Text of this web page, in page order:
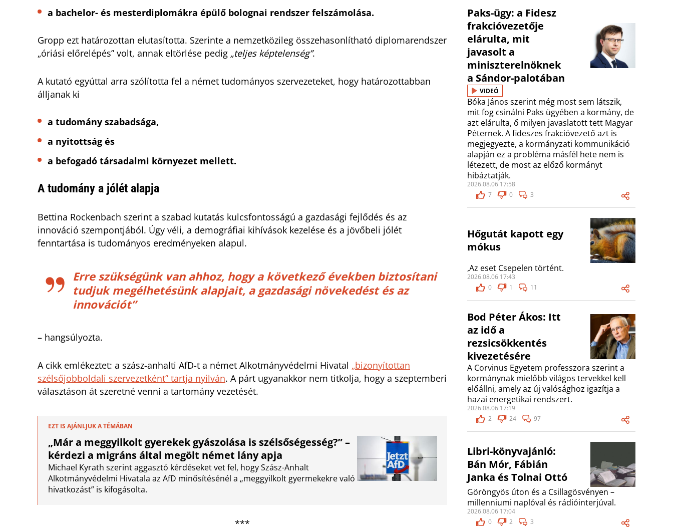
a bachelor- és mesterdiplomákra épülő bolognai rendszer felszámolása.
Gropp ezt határozottan elutasította. Szerinte a nemzetközileg összehasonlítható diplomarendszer
„óriási előrelépés” volt, annak eltörlése pedig „teljes képtelenség”.
A kutató egyúttal arra szólította fel a német tudományos szervezeteket, hogy határozottabban
álljanak ki
a tudomány szabadsága,
a nyitottság és
a befogadó társadalmi környezet mellett.
A tudomány a jólét alapja
Bettina Rockenbach szerint a szabad kutatás kulcsfontosságú a gazdasági fejlődés és az
innováció szempontjából. Úgy véli, a demográfiai kihívások kezelése és a jövőbeli jólét
fenntartása is tudományos eredményeken alapul.
Erre szükségünk van ahhoz, hogy a következő években biztosítani
tudjuk megélhetésünk alapjait, a gazdasági növekedést és az
innovációt”
– hangsúlyozta.
A cikk emlékeztet: a szász-anhalti AfD-t a német Alkotmányvédelmi Hivatal „bizonyítottan
szélsőjobboldali szervezetként” tartja nyilván. A párt ugyanakkor nem titkolja, hogy a szeptemberi
választáson át szeretné venni a tartomány vezetését.
EZT IS AJÁNLJUK A TÉMÁBAN
„Már a meggyilkolt gyerekek gyászolása is szélsőségesség?” –
kérdezi a migráns által megölt német lány apja
Michael Kyrath szerint aggasztó kérdéseket vet fel, hogy Szász-Anhalt
Alkotmányvédelmi Hivatala az AfD minősítésénél a „meggyilkolt gyermekekre való
hivatkozást” is kifogásolta.
***
Paks-ügy: a Fidesz
frakcióvezetője
elárulta, mit
javasolt a
miniszterelnöknek
a Sándor-palotában
VIDEÓ
Bóka János szerint még most sem látszik,
mit fog csinálni Paks ügyében a kormány, de
azt elárulta, ő milyen javaslatott tett Magyar
Péternek. A fideszes frakcióvezető azt is
megjegyezte, a kormányzati kommunikáció
alapján ez a probléma másfél hete nem is
létezett, de most az előző kormányt
hibáztatják.
2026.08.06 17:58
7
0 3
Hőgutát kapott egy
mókus
,Az eset Csepelen történt.
2026.08.06 17:43
0
1 11
Bod Péter Ákos: Itt
az idő a
rezsicsökkentés
kivezetésére
A Corvinus Egyetem professzora szerint a
kormánynak mielőbb világos tervekkel kell
előállni, amely az új valósághoz igazítja a
hazai energetikai rendszert.
2026.08.06 17:19
2
24 97
Libri-könyvajánló:
Bán Mór, Fábián
Janka és Tolnai Ottó
Göröngyös úton és a Csillagösvényen –
millenniumi naplóval és rádióinterjúval.
2026.08.06 17:04
0
2 3